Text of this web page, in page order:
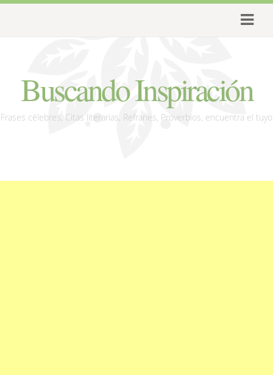
Buscando Inspiración
Frases célebres, Citas literarias, Refranes, Proverbios, encuentra el tuyo